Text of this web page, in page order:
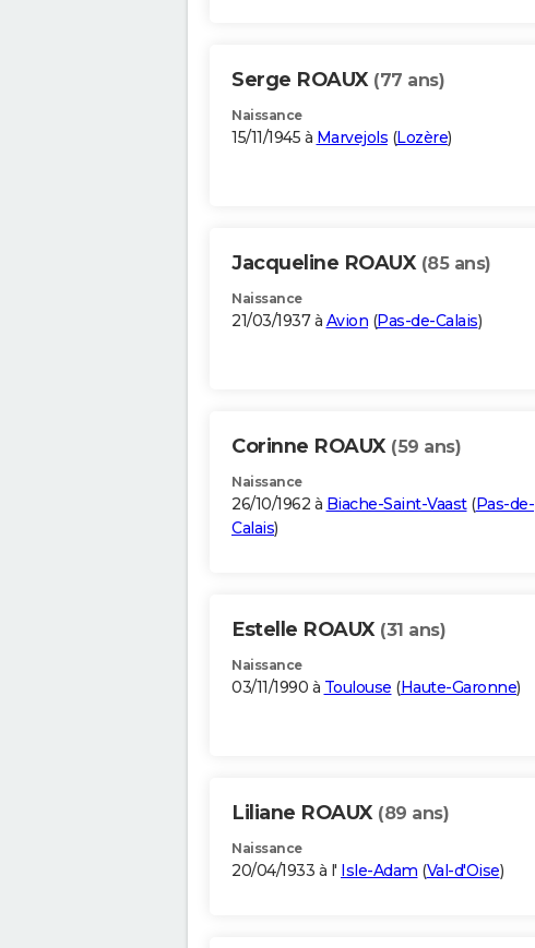
Serge ROAUX (77 ans)
Naissance
15/11/1945 à Marvejols (Lozère)
Jacqueline ROAUX (85 ans)
Naissance
21/03/1937 à Avion (Pas-de-Calais)
Corinne ROAUX (59 ans)
Naissance
26/10/1962 à Biache-Saint-Vaast(Pas-de-
Calais)
Estelle ROAUX (31 ans)
Naissance
03/11/1990 à Toulouse (Haute-Garonne)
Liliane ROAUX (89 ans)
Naissance
20/04/1933 à l' Isle-Adam (Val-d'Oise)